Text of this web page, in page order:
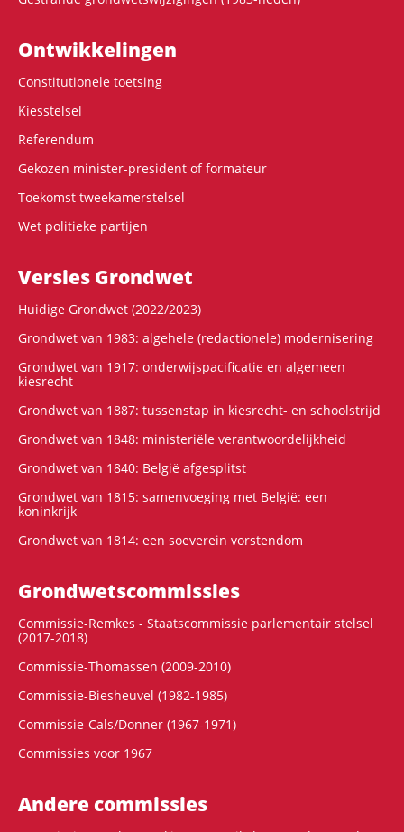
Ontwikke­lingen
Constitutionele toetsing
Kiesstelsel
Referendum
Gekozen minister-president of formateur
Toekomst tweekamerstelsel
Wet politieke partijen
Versies Grondwet
Huidige Grondwet (2022/2023)
Grondwet van 1983: algehele (redactionele) modernisering
Grondwet van 1917: onderwijspacificatie en algemeen
kiesrecht
Grondwet van 1887: tussenstap in kiesrecht- en schoolstrijd
Grondwet van 1848: ministeriële verantwoordelijkheid
Grondwet van 1840: België afgesplitst
Grondwet van 1815: samenvoeging met België: een
koninkrijk
Grondwet van 1814: een soeverein vorstendom
Grondwets­commissies
Commissie-Remkes - Staatscommissie parlementair stelsel
(2017-2018)
Commissie-Thomassen (2009-2010)
Commissie-Biesheuvel (1982-1985)
Commissie-Cals/Donner (1967-1971)
Commissies voor 1967
Andere commissies